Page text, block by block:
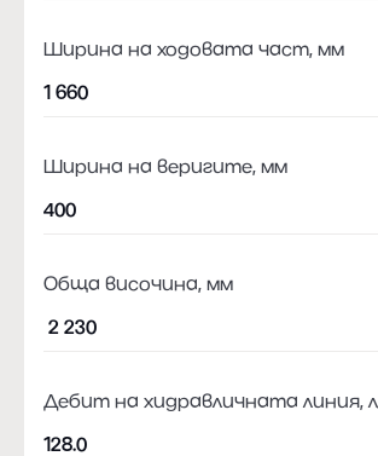
Ширина на ходовата част, мм
1 660
Ширина на веригите, мм
400
Обща височина, мм
2 230
Дебит на хидравличната линия,
128.0